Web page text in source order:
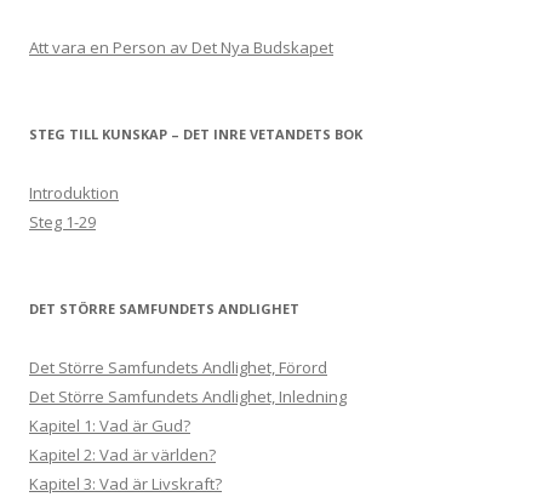
Att vara en Person av Det Nya Budskapet
STEG TILL KUNSKAP – DET INRE VETANDETS BOK
Introduktion
Steg 1-29
DET STÖRRE SAMFUNDETS ANDLIGHET
Det Större Samfundets Andlighet, Förord
Det Större Samfundets Andlighet, Inledning
Kapitel 1: Vad är Gud?
Kapitel 2: Vad är världen?
Kapitel 3: Vad är Livskraft?